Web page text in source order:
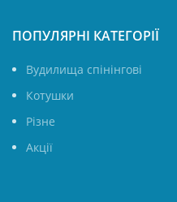
ПОПУЛЯРНІ КАТЕГОРІЇ
Вудилища спінінгові
Котушки
Різне
Акції